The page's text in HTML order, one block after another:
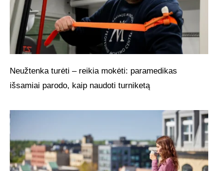
Neužtenka turėti – reikia mokėti: paramedikas
išsamiai parodo, kaip naudoti turniketą